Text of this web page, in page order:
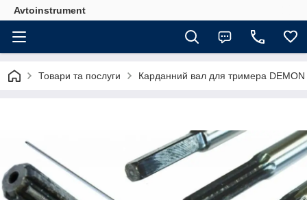
Avtoinstrument
Товари та послуги Карданний вал для тримера